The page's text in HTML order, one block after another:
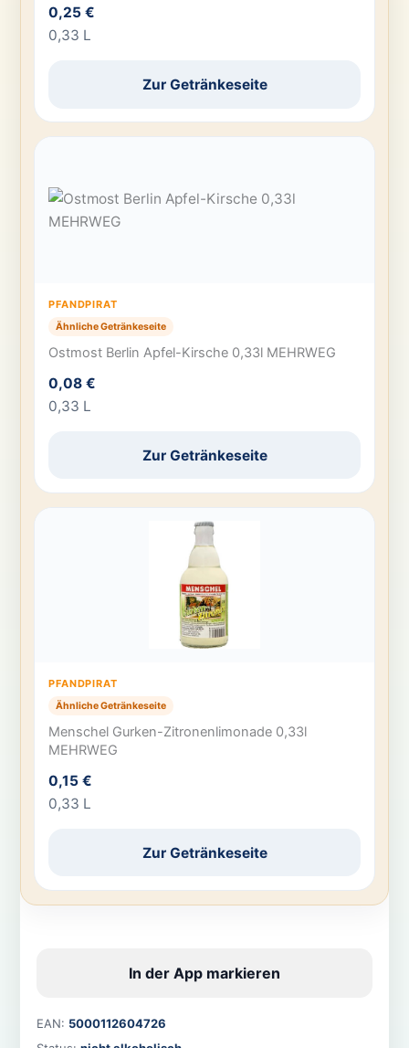
0,25 €
0,33 L
Zur Getränkeseite
PFANDPIRAT
Ähnliche Getränkeseite
Ostmost Berlin Apfel-Kirsche 0,33l MEHRWEG
0,08 €
0,33 L
Zur Getränkeseite
PFANDPIRAT
Ähnliche Getränkeseite
Menschel Gurken-Zitronenlimonade 0,33l
MEHRWEG
0,15 €
0,33 L
Zur Getränkeseite
In der App markieren
EAN: 5000112604726